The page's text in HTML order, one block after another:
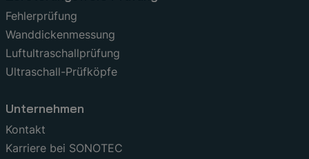
Fehlerprüfung
Wanddickenmessung
Luftultraschallprüfung
Ultraschall-Prüfköpfe
Unternehmen
Kontakt
Karriere bei SONOTEC